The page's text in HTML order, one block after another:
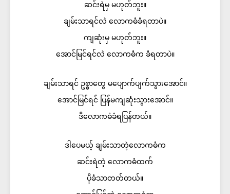
ဆင်းရဲမှ မဟုတ်ဘူး။
ချမ်းသာရင်လဲ လောကဓံခံရတာပဲ။
ကျဆုံးမှ မဟုတ်ဘူး။
အောင်မြင်ရင်လဲ လောကဓံက ခံရတာပဲ။
ချမ်းသာရင် ဥစ္စာတွေ မပျောက်ပျက်သွားအောင်။
အောင်မြင်ရင် ပြန်မကျဆုံးသွားအောင်။
ဒီလောကဓံခံရပြန်တယ်။
ဒါပေမယ့် ချမ်းသာတဲ့လောကဓံက
ဆင်းရဲတဲ့ လောကဓံထက်
ပိုခံသာတတ်တယ်။